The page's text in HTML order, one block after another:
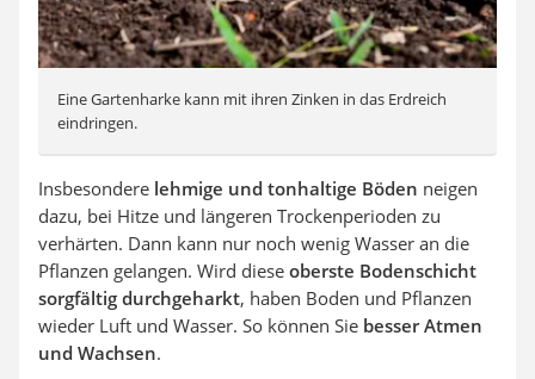
Eine Gartenharke kann mit ihren Zinken in das Erdreich
eindringen.
Insbesondere lehmige und tonhaltige Böden neigen
dazu, bei Hitze und längeren Trockenperioden zu
verhärten. Dann kann nur noch wenig Wasser an die
Pflanzen gelangen. Wird diese oberste Bodenschicht
sorgfältig durchgeharkt, haben Boden und Pflanzen
wieder Luft und Wasser. So können Sie besser Atmen
und Wachsen.